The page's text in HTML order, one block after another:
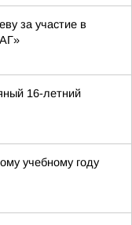
за участие в
16-летний
учебному году